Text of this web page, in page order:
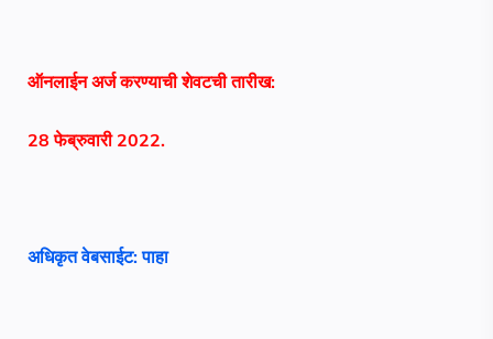
ऑनलाईन अर्ज करण्याची शेवटची तारीख:
28 फेब्रुवारी 2022.
अधिकृत वेबसाईट: पाहा